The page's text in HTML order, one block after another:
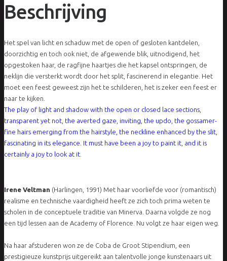
Beschrijving
Het spel van licht en schaduw met de open of gesloten kantdelen,
doorzichtig en toch ook niet, de afgewende blik, uitnodigend, het
opgestoken haar, de ragfijne haartjes die het kapsel ontspringen, de
neklijn die versterkt wordt door het split, fascinerend in elegantie. Het
moet een feest geweest zijn het te schilderen, het is zeker een feest er
naar te kijken.
The play of light and shadow with the open or closed lace sections,
transparent yet not, the averted gaze, inviting, the updo, the gossamer-
fine hairs emerging from the hairstyle, the neckline enhanced by the slit,
fascinating in its elegance. It must have been a joy to paint it, and it is
certainly a joy to look at it.
Irene Veltman (Harlingen, 1991) Met haar voorliefde voor (romantisch)
realisme en technische vaardigheid heeft ze zich toch prima weten te
scholen in de conceptuele traditie van Minerva. Daarna volgde ze nog
een tijd lessen aan de Academy of Florence. Nu volgt ze haar eigen weg.
Na haar afstuderen won ze de Coba de Groot Stipendium, een
prestigieuze kunstprijs uitgereikt aan talentvolle jonge kunstenaars uit